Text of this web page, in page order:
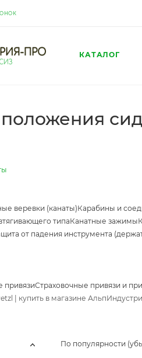
КАТАЛОГ
веревки (канаты)Карабины и
типаКанатные зажимы
от падения инструмента
привязиСтраховочные привязи и
| купить в магазине
По популярности